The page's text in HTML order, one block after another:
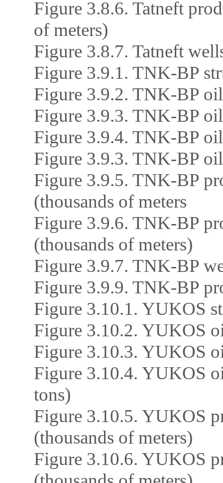
Figure 3.8.6. Tatneft
of meters)
Figure 3.8.7. Tatneft
Figure 3.9.1. TNK-BP
Figure 3.9.2. TNK-BP
Figure 3.9.3. TNK-BP
Figure 3.9.4. TNK-BP
Figure 3.9.3. TNK-BP
Figure 3.9.5. TNK-BP
(thousands of meters
Figure 3.9.6. TNK-BP
(thousands of meters)
Figure 3.9.7. TNK-BP
Figure 3.9.9. TNK-BP
Figure 3.10.1. YUKOS
Figure 3.10.2. YUKOS
Figure 3.10.3. YUKOS
Figure 3.10.4. YUKOS
tons)
Figure 3.10.5. YUKOS
(thousands of meters)
Figure 3.10.6. YUKOS